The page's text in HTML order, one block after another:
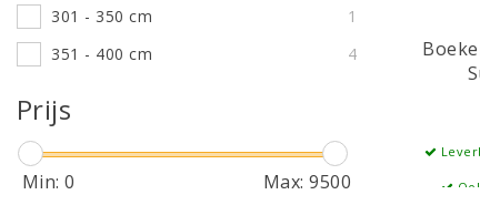
301 - 350 cm
1
351 - 400 cm
4
Prijs
Min:0 Max:9500